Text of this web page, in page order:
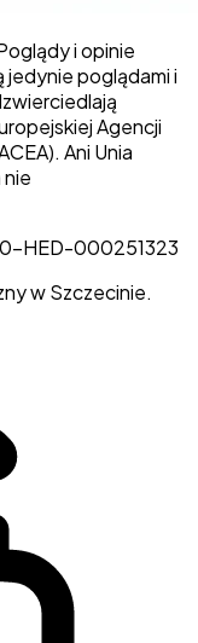
i opinie
jedynie poglądami i
Agencji
Ani Unia
nie
HED-000251323
w Szczecinie.